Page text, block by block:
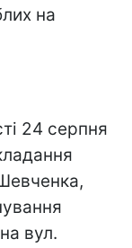
на
24 серпня
вул.